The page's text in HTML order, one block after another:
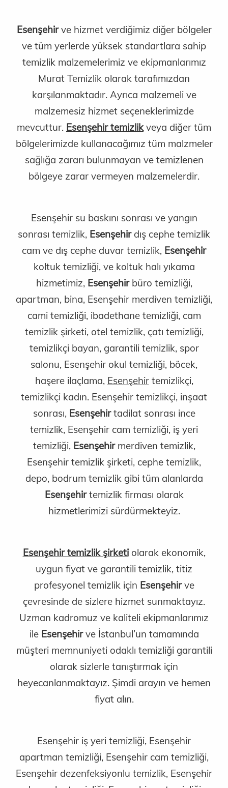
Esenşehirve hizmet verdiğimiz diğer bölgeler
ve tüm yerlerde yüksek standartlara sahip
temizlik malzemelerimiz ve ekipmanlarımız
Murat Temizlik olarak tarafımızdan
karşılanmaktadır. Ayrıca malzemeli ve
malzemesiz hizmet seçeneklerimizde
mevcuttur. Esenşehir temizlikveya diğer tüm
bölgelerimizde kullanacağımız tüm malzmeler
sağlığa zararı bulunmayan ve temizlenen
bölgeye zarar vermeyen malzemelerdir.
Esenşehir su baskını sonrası ve yangın
sonrası temizlik, Esenşehirdış cephe temizlik
cam ve dış cephe duvar temizlik, Esenşehir
koltuk temizliği, ve koltuk halı yıkama
hizmetimiz, Esenşehirbüro temizliği,
apartman, bina, Esenşehir merdiven temizliği,
cami temizliği, ibadethane temizliği, cam
temizlik şirketi, otel temizlik, çatı temizliği,
temizlikçi bayan, garantili temizlik, spor
salonu, Esenşehir okul temizliği, böcek,
haşere ilaçlama, Esenşehirtemizlikçi,
temizlikçi kadın. Esenşehir temizlikçi, inşaat
sonrası, Esenşehirtadilat sonrası ince
temizlik, Esenşehir cam temizliği, iş yeri
temizliği, Esenşehirmerdiven temizlik,
Esenşehir temizlik şirketi, cephe temizlik,
depo, bodrum temizlik gibi tüm alanlarda
Esenşehirtemizlik firması olarak
hizmetlerimizi sürdürmekteyiz.
Esenşehir temizlik şirketiolarak ekonomik,
uygun fiyat ve garantili temizlik, titiz
profesyonel temizlik için Esenşehirve
çevresinde de sizlere hizmet sunmaktayız.
Uzman kadromuz ve kaliteli ekipmanlarımız
ile Esenşehirve İstanbul’un tamamında
müşteri memnuniyeti odaklı temizliği garantili
olarak sizlerle tanıştırmak için
heyecanlanmaktayız. Şimdi arayın ve hemen
fiyat alın.
Esenşehir iş yeri temizliği, Esenşehir
apartman temizliği, Esenşehir cam temizliği,
Esenşehir dezenfeksiyonlu temizlik, Esenşehir